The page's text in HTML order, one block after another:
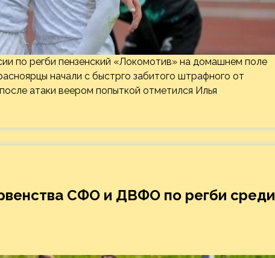
по регби пензенский «Локомотив» на домашнем поле
начали с быстрго забитого штрафного от
атаки веером попыткой отметился Илья
СФО и ДВФО по регби среди